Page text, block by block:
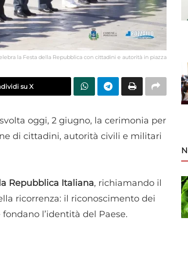
la Festa della Repubblica con cittadini e autorità in piazza
su X
oggi, 2 giugno, la cerimonia per
di cittadini, autorità civili e militari
Repubblica Italiana, richiamando il
ricorrenza: il riconoscimento dei
l’identità del Paese.